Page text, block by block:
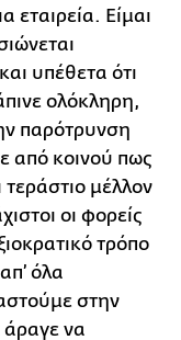
εταιρεία. Είμαι
υπέθετα ότι
ολόκληρη,
παρότρυνση
από κοινού πως
μέλλον
οι φορείς
τρόπο
όλα
στην
να